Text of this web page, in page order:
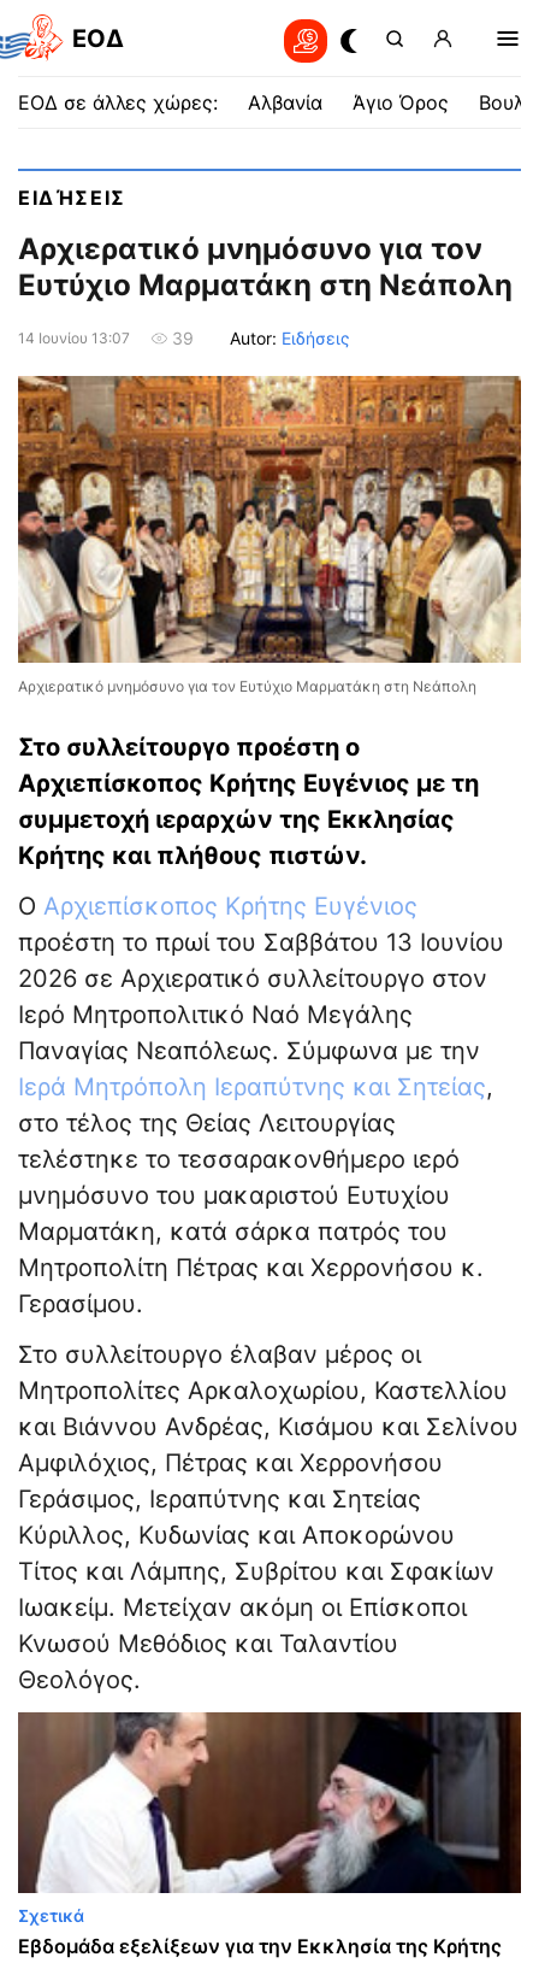
EOΔ
ΕΟΔ σε άλλες χώρες: Αλβανία Άγιο Όρος
ΕΙΔΉΣΕΙΣ
Αρχιερατικό μνημόσυνο για τον
Ευτύχιο Μαρματάκη στη Νεάπολη
14 Ιουνίου 13:07 39 Autor: Ειδήσεις
Αρχιερατικό μνημόσυνο για τον Ευτύχιο Μαρματάκη στη Νεάπολη
Στο συλλείτουργο προέστη ο
Αρχιεπίσκοπος Κρήτης Ευγένιος με τη
συμμετοχή ιεραρχών της Εκκλησίας
Κρήτης και πλήθους πιστών.
Ο Αρχιεπίσκοπος Κρήτης Ευγένιος
προέστη το πρωί του Σαββάτου 13 Ιουνίου
2026 σε Αρχιερατικό συλλείτουργο στον
Ιερό Μητροπολιτικό Ναό Μεγάλης
Παναγίας Νεαπόλεως. Σύμφωνα με την
Ιερά Μητρόπολη Ιεραπύτνης και Σητείας,
στο τέλος της Θείας Λειτουργίας
τελέστηκε το τεσσαρακονθήμερο ιερό
μνημόσυνο του μακαριστού Ευτυχίου
Μαρματάκη, κατά σάρκα πατρός του
Μητροπολίτη Πέτρας και Χερρονήσου κ.
Γερασίμου.
Στο συλλείτουργο έλαβαν μέρος οι
Μητροπολίτες Αρκαλοχωρίου, Καστελλίου
και Βιάννου Ανδρέας, Κισάμου και Σελίνου
Αμφιλόχιος, Πέτρας και Χερρονήσου
Γεράσιμος, Ιεραπύτνης και Σητείας
Κύριλλος, Κυδωνίας και Αποκορώνου
Τίτος και Λάμπης, Συβρίτου και Σφακίων
Ιωακείμ. Μετείχαν ακόμη οι Επίσκοποι
Κνωσού Μεθόδιος και Ταλαντίου
Θεολόγος.
Σχετικά
Εβδομάδα εξελίξεων για την Εκκλησία της Κρήτης